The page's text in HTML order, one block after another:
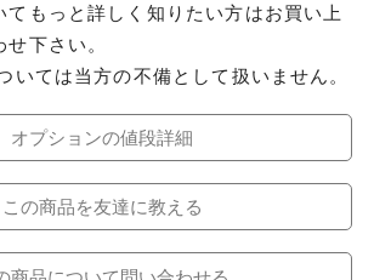
てもっと詳しく知りたい方はお買い上
下さい。
いては当方の不備として扱いません。
オプションの値段詳細
この商品を友達に教える